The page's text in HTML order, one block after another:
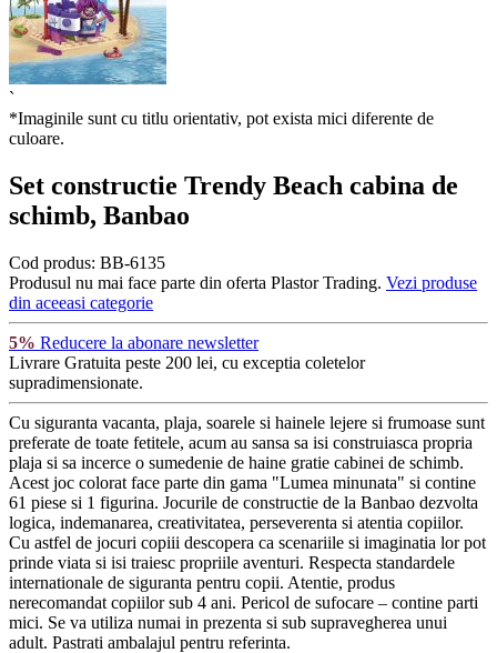
`
*Imaginile sunt cu titlu orientativ, pot exista mici diferente de
culoare.
Set constructie Trendy Beach cabina de
schimb, Banbao
Cod produs: BB-6135
Produsul nu mai face parte din oferta Plastor Trading. Vezi produse
din aceeasi categorie
5% Reducere la abonare newsletter
Livrare Gratuita peste 200 lei, cu exceptia coletelor
supradimensionate.
Cu siguranta vacanta, plaja, soarele si hainele lejere si frumoase sunt
preferate de toate fetitele, acum au sansa sa isi construiasca propria
plaja si sa incerce o sumedenie de haine gratie cabinei de schimb.
Acest joc colorat face parte din gama "Lumea minunata" si contine
61 piese si 1 figurina. Jocurile de constructie de la Banbao dezvolta
logica, indemanarea, creativitatea, perseverenta si atentia copiilor.
Cu astfel de jocuri copiii descopera ca scenariile si imaginatia lor pot
prinde viata si isi traiesc propriile aventuri. Respecta standardele
internationale de siguranta pentru copii. Atentie, produs
nerecomandat copiilor sub 4 ani. Pericol de sufocare – contine parti
mici. Se va utiliza numai in prezenta si sub supravegherea unui
adult. Pastrati ambalajul pentru referinta.